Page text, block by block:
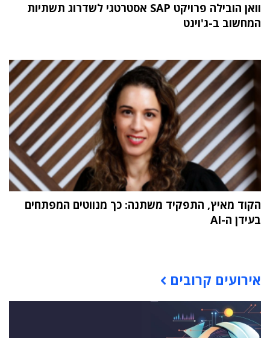
וואן הובילה פרויקט SAP אסטרטגי לשדרוג תשתיות
המחשוב ב-ג'וינט
הקוד מאיץ, התפקיד משתנה: כך מנווטים המפתחים
בעידן ה-AI
אירועים קרובים